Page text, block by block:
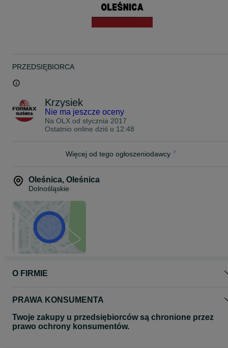
Gwarantujemy najwyższą jakość usługi i obsługi klienta!
PRZEDSIĘBIORCA
Krzysiek
Nie ma jeszcze oceny
Na OLX od stycznia 2017
Ostatnio online dziś o 12:48
Więcej od tego ogłoszeniodawcy
Oleśnica, Oleśnica
Dolnośląskie
O FIRMIE
PRAWA KONSUMENTA
Twoje zakupy u przedsiębiorców są chronione przez
prawo ochrony konsumentów.